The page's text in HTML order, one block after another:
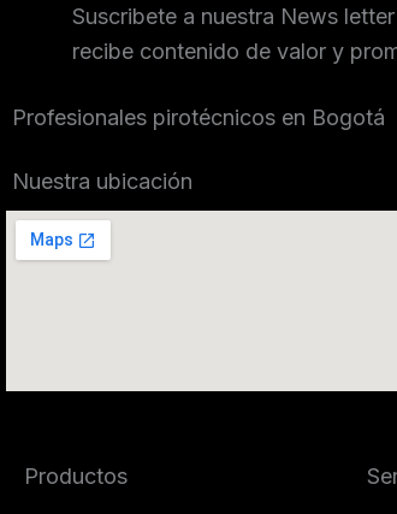
Suscribete a nuestra News letter
recibe contenido de valor y
Profesionales pirotécnicos en Bogotá
Nuestra ubicación
Productos